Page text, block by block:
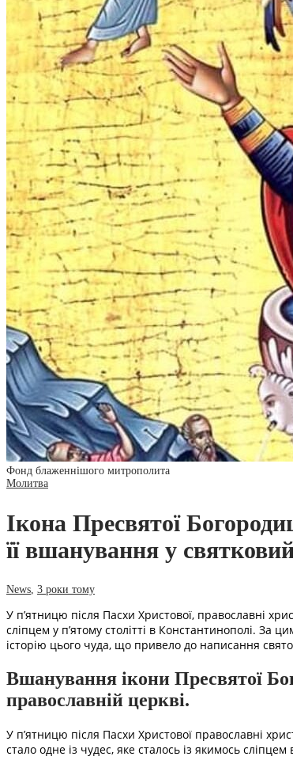
Фонд блаженнішого митрополита
Молитва
Ікона Пресвятої
її вшанування у
News 3 роки тому
У п’ятницю після Пасхи Христової, православні
сліпцем у п’ятому столітті в Константинополі. За
історію цього чуда, що привело до написання
Вшанування ікони Пресвятої
православній церкві.
У п’ятницю після Пасхи Христової православні
стало одне із чудес, яке сталось із якимось сліпцем